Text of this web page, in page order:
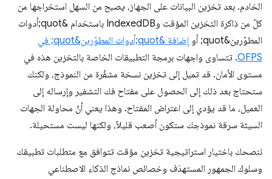
الخادم. بعد تخزين البيانات على الجهاز، يصبح من السهل استخراجها من
كلّ من ذاكرة التخزين المؤقت وIndexedDB باستخدام &quot;أدوات
المطوّرين&quot; أو
إضافة &quot;أدوات المطوّرين&quot; في
OFPS. تتساوى واجهات برمجة التطبيقات الخاصة بالتخزين هذه في
مستوى الأمان. قد تميل إلى تخزين نسخة مشفّرة من النموذج، ولكنك
ستحتاج بعد ذلك إلى الحصول على مفتاح فك التشفير وإرساله إلى
العميل، ما قد يؤدي إلى اعتراض المفتاح. وهذا يعني أنّ محاولة الجهات
السيئة سرقة نموذجك ستكون أصعب قليلاً، ولكنها ليست مستحيلة.
ننصحك باختيار استراتيجية تخزين مؤقت تتوافق مع متطلبات تطبيقك
وسلوك الجمهور المستهدَف وخصائص نماذج الذكاء الاصطناعي